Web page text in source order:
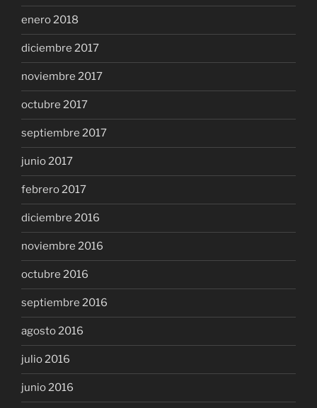
enero 2018
diciembre 2017
noviembre 2017
octubre 2017
septiembre 2017
junio 2017
febrero 2017
diciembre 2016
noviembre 2016
octubre 2016
septiembre 2016
agosto 2016
julio 2016
junio 2016